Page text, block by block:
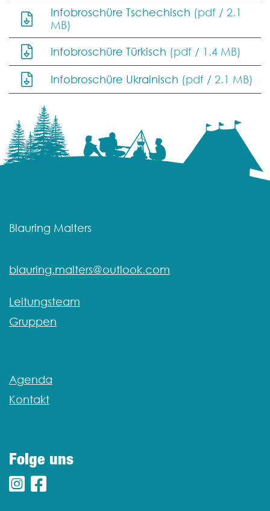
Infobroschüre Tschechisch (pdf / 2.1
MB)
Infobroschüre Türkisch (pdf / 1.4 MB)
Infobroschüre Ukrainisch (pdf / 2.1 MB)
Blauring Malters
blauring.malters@outlook.com
Leitungsteam
Gruppen
Agenda
Kontakt
Folge uns